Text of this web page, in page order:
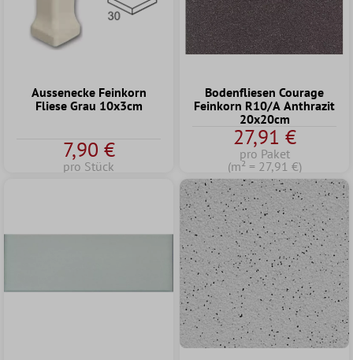
Aussenecke Feinkorn
Fliese Grau 10x3cm
7,90 €
pro Stück
Bodenfliesen Courage
Feinkorn R10/A Anthrazit
20x20cm
27,91 €
pro Paket
(m² = 27,91 €)